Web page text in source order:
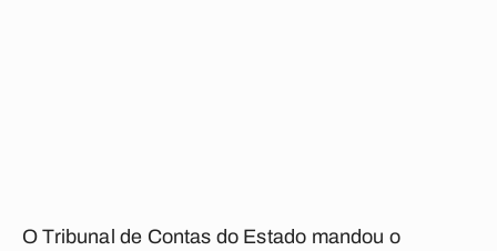
O Tribunal de Contas do Estado mandou o